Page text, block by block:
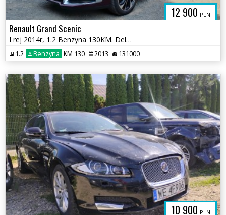
12 900 PLN
Renault Grand Scenic
I rej 2014r, 1.2 Benzyna 130KM. Delikatnie uszkodzone lewe drzwi.Jeźdz
1.2 Benzyna KM 130 2013 131000
10 900 PLN